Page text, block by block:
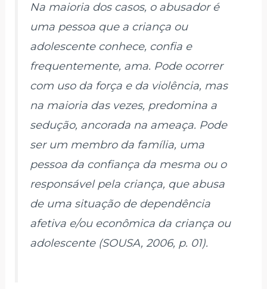
Na maioria dos casos, o abusador é
uma pessoa que a criança ou
adolescente conhece, confia e
frequentemente, ama. Pode ocorrer
com uso da força e da violência, mas
na maioria das vezes, predomina a
sedução, ancorada na ameaça. Pode
ser um membro da família, uma
pessoa da confiança da mesma ou o
responsável pela criança, que abusa
de uma situação de dependência
afetiva e/ou econômica da criança ou
adolescente (SOUSA, 2006, p. 01).